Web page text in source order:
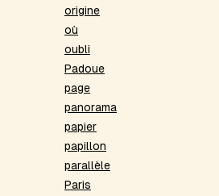
origine
où
oubli
Padoue
page
panorama
papier
papillon
parallèle
Paris